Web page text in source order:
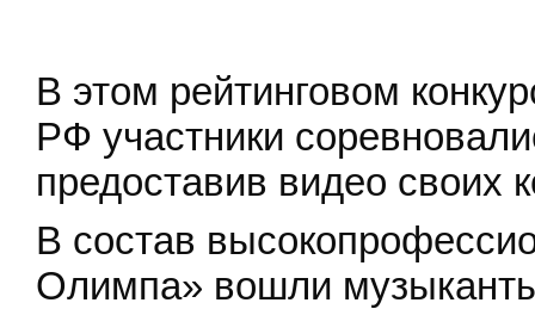
В этом рейтинговом
РФ участники
предоставив видео своих
В состав
Олимпа» вошли